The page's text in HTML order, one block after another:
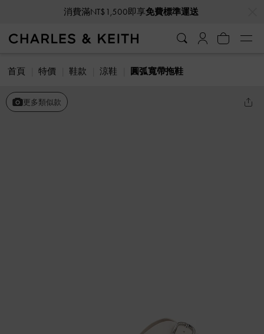
消費滿NT$1,500即享免費標準運送
首頁 特價 鞋款 涼鞋 圓弧寬帶拖鞋
更多類似款